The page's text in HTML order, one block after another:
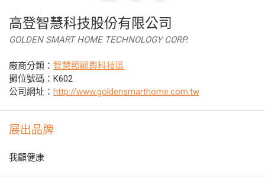
高登智慧科技股份有限公司
GOLDEN SMART HOME TECHNOLOGY CORP.
廠商分類： 智慧照顧與科技區
攤位號碼：K602
公司網址： http://www.goldensmarthome.com.tw
展出品牌
我顧健康